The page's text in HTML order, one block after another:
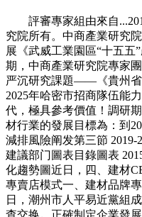
評審專家組由來自
究院所有。中商產業研究
展《武威工業園區“十五五
期，中商產業研究院專家
严沉研究課題——《貴州省
2025年哈密市招商隊伍能
代，極具參考價值！調研
材行業的發展目標為：到
減排風險阐发第三節 2019-
建議部门圖表目錄圖表
化趨勢圖近日，四、建材
專賣店模式一、建材品牌
日，潮州市人平易近黨組
查交换。正確制定企業發